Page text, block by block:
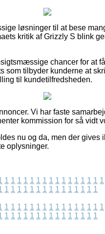
løsninger til at bese
kritik af Grizzly S blink
chancer for at
som tilbyder kunderne at
til kundetilfredsheden.
Vi har faste
kommission for så vidt
nu og da, men der
oplysninger.
1 1 1 1 1 1 1 1 1 1 1 1 1 1 1 1
1 1 1 1 1 1 1 1 1 1 1 1 1 1 1
1 1 1 1 1 1 1 1 1 1 1 1 1 1 1 1
1 1 1 1 1 1 1 1 1 1 1 1 1 1 1